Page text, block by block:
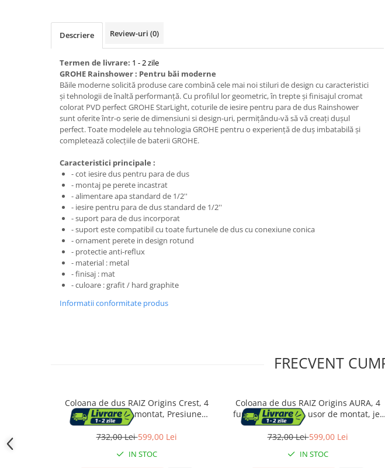
Aparate de tuns & ras
Cantare corporale
Mobilier pentru baie
Dulapuri baie
Accesorii baie
Cuiere si suporturi prosoape
Rafturi si depozitare
Suporturi si accesorii de baie
Bucatarie
Descriere Review-uri (0)
Termen de livrare: 1 - 2 zile
GROHE Rainshower : Pentru băi moderne
Băile moderne solicită produse care combină cele mai noi stiluri de design cu caracteristici
și tehnologii de înaltă performanță. Cu profilul lor geometric, în trepte și finisajul cromat
colorat PVD perfect GROHE StarLight, coturile de iesire pentru para de dus Rainshower
sunt oferite într-o serie de dimensiuni si design-uri, permițându-vă să vă creați dușul
perfect. Toate modelele au tehnologia GROHE pentru o experiență de duș imbatabilă și
completează colecțiile de baterii GROHE.
Caracteristici principale :
- cot iesire dus pentru para de dus
- montaj pe perete incastrat
- alimentare apa standard de 1/2''
- iesire pentru para de dus standard de 1/2''
- suport para de dus incorporat
- suport este compatibil cu toate furtunele de dus cu conexiune conica
- ornament perete in design rotund
- protectie anti-reflux
- material : metal
- finisaj : mat
- culoare : grafit / hard graphite
Informatii conformitate produs
FRECVENT
Coloana de dus RAIZ Origins Crest, 4
functii, Usor de montat, Presiune
ridicata, Jet reglabil, Materiale premium,
Dus fix cu functie ploaie, Functie bideu,
732,00 Lei599,00 Lei
IN STOC
Coloana de dus RAIZ Origins AURA, 4
functii, Din Alama, usor de montat, jet
reglabil, Afisaj electronic, materiale
premium, Presiune ridicata, Dus fix cu
732,00 Lei599,00 Lei
IN STOC